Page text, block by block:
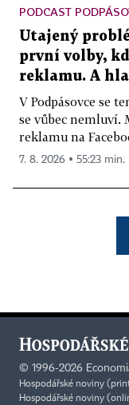
PODCAST
Utajený
první volby,
reklamu. A
V Podpásovce se
se vůbec nemluví.
reklamu na
7. 8. 2026 ▪ 55:23 min.
© 1996-2026
Hospodářské noviny
Hospodářské noviny